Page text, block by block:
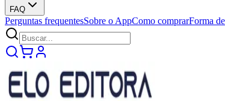
FAQ
Perguntas frequentesSobre o AppComo comprarForma